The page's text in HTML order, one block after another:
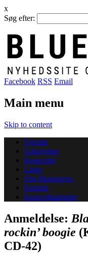
x
Søg efter:
Facebook RSS Email
Main menu
Skip to content
Forside
Udgivelser
Koncerter
Links
Om Bluesnews
English
Koncertkalender
Anmeldelse:
rockin’ boogie
CD-42)